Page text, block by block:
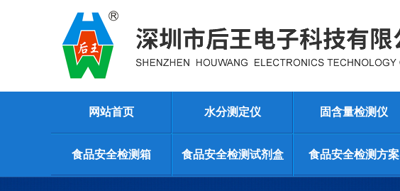
网站首页 水分测定仪 固含量检测仪
食品安全检测箱 食品安全检测试剂盒 食品安全检测方案